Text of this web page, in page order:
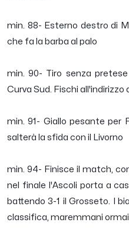
min. 88- Esterno destro di
che fa la barba al palo
min. 90- Tiro senza
Curva Sud. Fischi
min. 91- Giallo pesante per
salterà la sfida con il Livorno
min. 94- Finisce il match,
nel finale l'Ascoli porta a
battendo 3-1 il Grosseto. I
classifica, maremmani